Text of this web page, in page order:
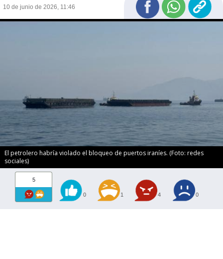
10 de junio de 2026, 11:46
El petrolero habría violado el bloqueo de puertos iraníes. (Foto: redes
sociales)
5
0 1 4 0